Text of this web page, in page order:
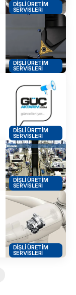
DIŞLI ÜRETIM
SERVISLERI
DIŞLI ÜRETIM
SERVISLERI
DIŞLI ÜRETIM
SERVISLERI
DIŞLI ÜRETIM
SERVISLERI
DIŞLI ÜRETIM
SERVISLERI